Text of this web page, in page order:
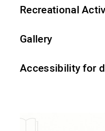
Recreational
Gallery
Accessibility for